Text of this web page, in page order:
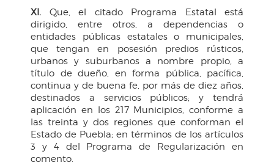
XI. Que, el citado Programa Estatal está
dirigido, entre otros, a dependencias o
entidades públicas estatales o municipales,
que tengan en posesión predios rústicos,
urbanos y suburbanos a nombre propio, a
título de dueño, en forma pública, pacífica,
continua y de buena fe, por más de diez años,
destinados a servicios públicos; y tendrá
aplicación en los 217 Municipios, conforme a
las treinta y dos regiones que conforman el
Estado de Puebla; en términos de los artículos
3 y 4 del Programa de Regularización en
comento.